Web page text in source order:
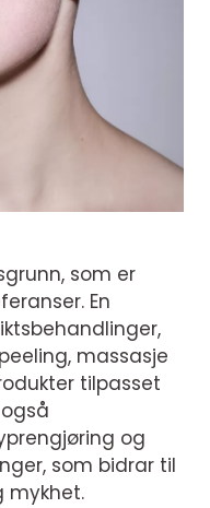
som er
En
massasje
tilpasset
og
som bidrar til
mykhet.